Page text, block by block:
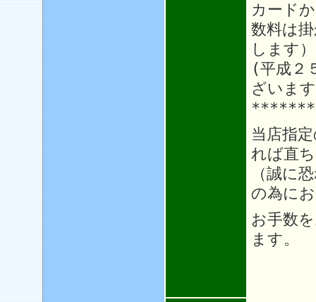
カード
数料は
します）
(平成２
ざいま
当店指
れば直
（誠に
の為に
お手数
ます。